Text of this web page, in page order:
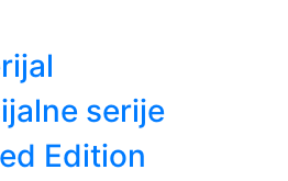
serije
Edition